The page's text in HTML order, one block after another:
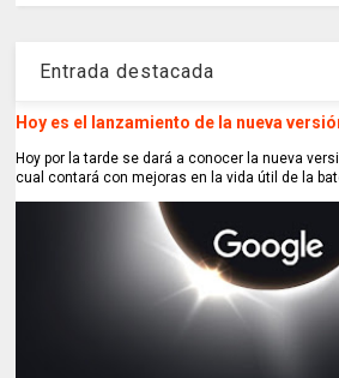
Entrada destacada
Hoy es el lanzamiento de la nueva
Hoy por la tarde se dará a conocer la nueva
cual contará con mejoras en la vida útil de la